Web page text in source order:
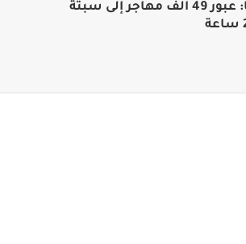
إسبانيا: عبور 49 ألف مهاجر إلى سبتة